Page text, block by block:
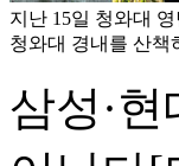
지난 15일 청와대
청와대 경내를 산책
삼성·